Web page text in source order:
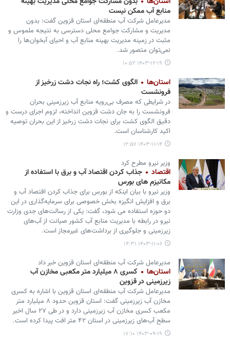
منابع آب ممکن نیست
مدیرعامل شرکت آب‌ منطقه‌ای استان قزوین گفت: بدون
مدیریت و مشارکت جوامع محلی دسترسی به نتیجه ملموس و
مثبت در زمینه مدیریت بهینه منابع آب و احیای آبخوان‌ها را
نمی‌توان متصور شد.
۱۴۰۳-۱۲-۱۹ ۱۰:۵۲
استان‌ها
الگوی کشت؛ راه نجات دشت زرخیز از
فرونشست
در شرایطی که مصرف بی‌رویه منابع آب زیرزمینی بحران
فرونشست را به جان دشت قزوین انداخته، لزوم اجرای درست و
دقیق الگوی کشت برای نجات دشت زرخیز از این بحران توصیه
اکید کارشناسان است.
۱۴۰۳-۱۱-۱۴ ۱۲:۵۷
وزیر نیرو مطرح کرد
اقتصاد
جذاب کردن اقتصاد آب و برق با استفاده از
مکانیزم های بورس
وزیر نیرو با بیان اینکه از بورس برای جذاب کردن اقتصاد آب و
برق و افزایش انگیزه بخش خصوصی برای سرمایه‌گذاری در این
دو حوزه استفاده می شود، گفت: یکی از رسالت‌های جدی وزارت
نیرو در رابطه با مدیریت منابع آب کشور صیانت از آب‌های
زیرزمینی و جلوگیری از برداشت‌های غیرمجاز است.
۱۴۰۳-۱۱-۰۶ ۱۴:۳۱
مدیرعامل شرکت آب‌ منطقه‌ای استان قزوین خبر داد
استان‌ها
کسری ۸ میلیارد متر مکعبی مخازن آب
زیرزمینی در قزوین
مدیرعامل شرکت آب‌ منطقه‌ای استان قزوین با اشاره به کسری
مخازن آب زیرزمینی گفت: استان قزوین حدود ۸ میلیارد متر
مکعب کسری مخازن آب زیرزمینی دارد و در طی ۲۷ سال اخیر
سطح آب‌های زیرزمینی در استان ۴۲ متر افت پیدا کرده است.
۱۴۰۳-۰۹-۱۹ ۱۷:۱۰